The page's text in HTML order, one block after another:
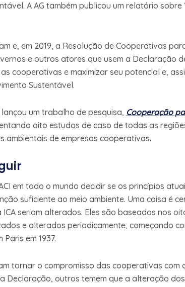
A AG também publicou um relatório sobre
e, em 2019, a Resolução de Cooperativas
e outros atores que usem a Declaração
cooperativas e maximizar seu potencial e,
Sustentável.
um trabalho de pesquisa, Cooperação
oito estudos de caso de todas as
ambientais de empresas cooperativas.
em todo o mundo decidir se os princípios
suficiente ao meio ambiente. Uma coisa é
seriam alterados. Eles são baseados nos
e alterados periodicamente, começando
em 1937.
tornar o compromisso das cooperativas com
Declaração, outros temem que a alteração